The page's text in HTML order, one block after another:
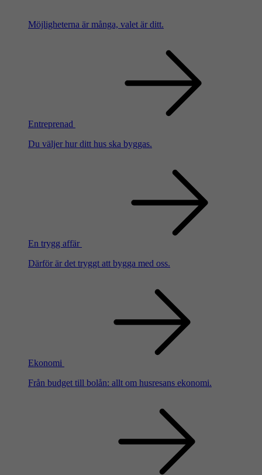
Möjligheterna är många, valet är ditt.
Entreprenad
Du väljer hur ditt hus ska byggas.
En trygg affär
Därför är det tryggt att bygga med oss.
Ekonomi
Från budget till bolån: allt om husresans ekonomi.